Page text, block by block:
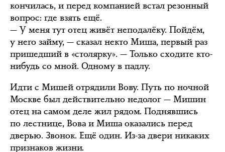
кончилась, и перед компанией встал резонный
вопрос: где взять ещё.
— У меня тут отец живёт неподалёку. Пойдём,
у него займу, — сказал некто Миша, первый раз
пришедший в «столярку». — Только сходите кто-
нибудь со мной. Одному в падлу.
Идти с Мишей отрядили Вову. Путь по ночной
Москве был действительно недолог — Мишин
отец на самом деле жил рядом. Поднявшись
по лестнице, Вова и Миша оказались перед
дверью. Звонок. Ещё один. Из-за двери никаких
признаков жизни.